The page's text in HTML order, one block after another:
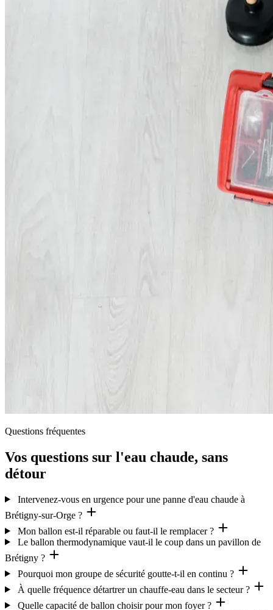
Questions fréquentes
Vos questions sur l'eau chaude, sans
détour
Intervenez-vous en urgence pour une panne d'eau chaude à
Brétigny-sur-Orge ?
Mon ballon est-il réparable ou faut-il le remplacer ?
Le ballon thermodynamique vaut-il le coup dans un pavillon de
Brétigny ?
Pourquoi mon groupe de sécurité goutte-t-il en continu ?
À quelle fréquence détartrer un chauffe-eau dans le secteur ?
Quelle capacité de ballon choisir pour mon foyer ?